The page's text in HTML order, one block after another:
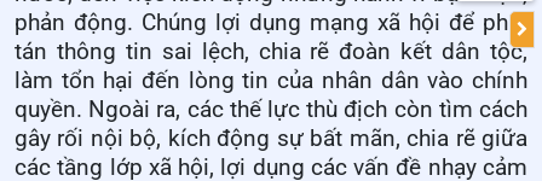
phản động. Chúng lợi dụng mạng xã hội để phát
tán thông tin sai lệch, chia rẽ đoàn kết dân tộc,
làm tổn hại đến lòng tin của nhân dân vào chính
quyền. Ngoài ra, các thế lực thù địch còn tìm cách
gây rối nội bộ, kích động sự bất mãn, chia rẽ giữa
các tầng lớp xã hội, lợi dụng các vấn đề nhạy cảm